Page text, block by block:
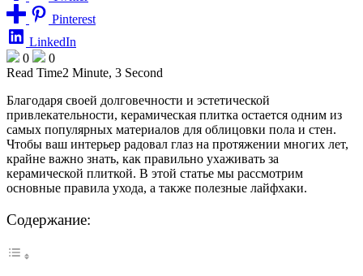
Pinterest
LinkedIn
0
0
Read Time2 Minute, 3 Second
Благодаря своей долговечности и эстетической
привлекательности, керамическая плитка остается одним из
самых популярных материалов для облицовки пола и стен.
Чтобы ваш интерьер радовал глаз на протяжении многих лет,
крайне важно знать, как правильно ухаживать за
керамической плиткой. В этой статье мы рассмотрим
основные правила ухода, а также полезные лайфхаки.
Содержание: